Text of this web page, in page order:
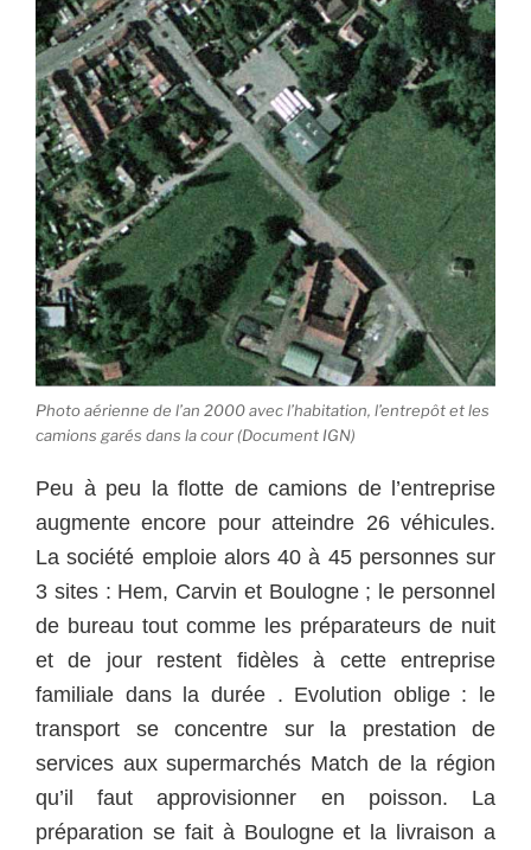
Photo aérienne de l’an 2000 avec l’habitation, l’entrepôt et les
camions garés dans la cour (Document IGN)
Peu à peu la flotte de camions de l’entreprise
augmente encore pour atteindre 26 véhicules.
La société emploie alors 40 à 45 personnes sur
3 sites : Hem, Carvin et Boulogne ; le personnel
de bureau tout comme les préparateurs de nuit
et de jour restent fidèles à cette entreprise
familiale dans la durée . Evolution oblige : le
transport se concentre sur la prestation de
services aux supermarchés Match de la région
qu’il faut approvisionner en poisson. La
préparation se fait à Boulogne et la livraison a